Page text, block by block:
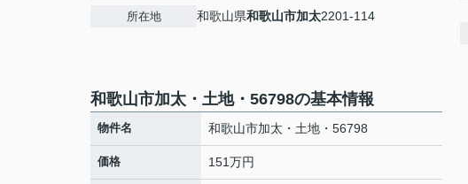
所在地 和歌山県和歌山市加太2201-114
和歌山市加太・土地・56798の基本情報
物件名 和歌山市加太・土地・56798
価格 151万円